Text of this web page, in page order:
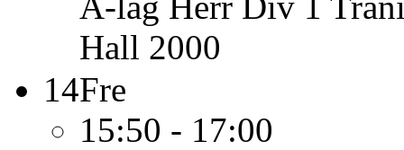
Hall 2000
14Fre
15:50 - 17:00